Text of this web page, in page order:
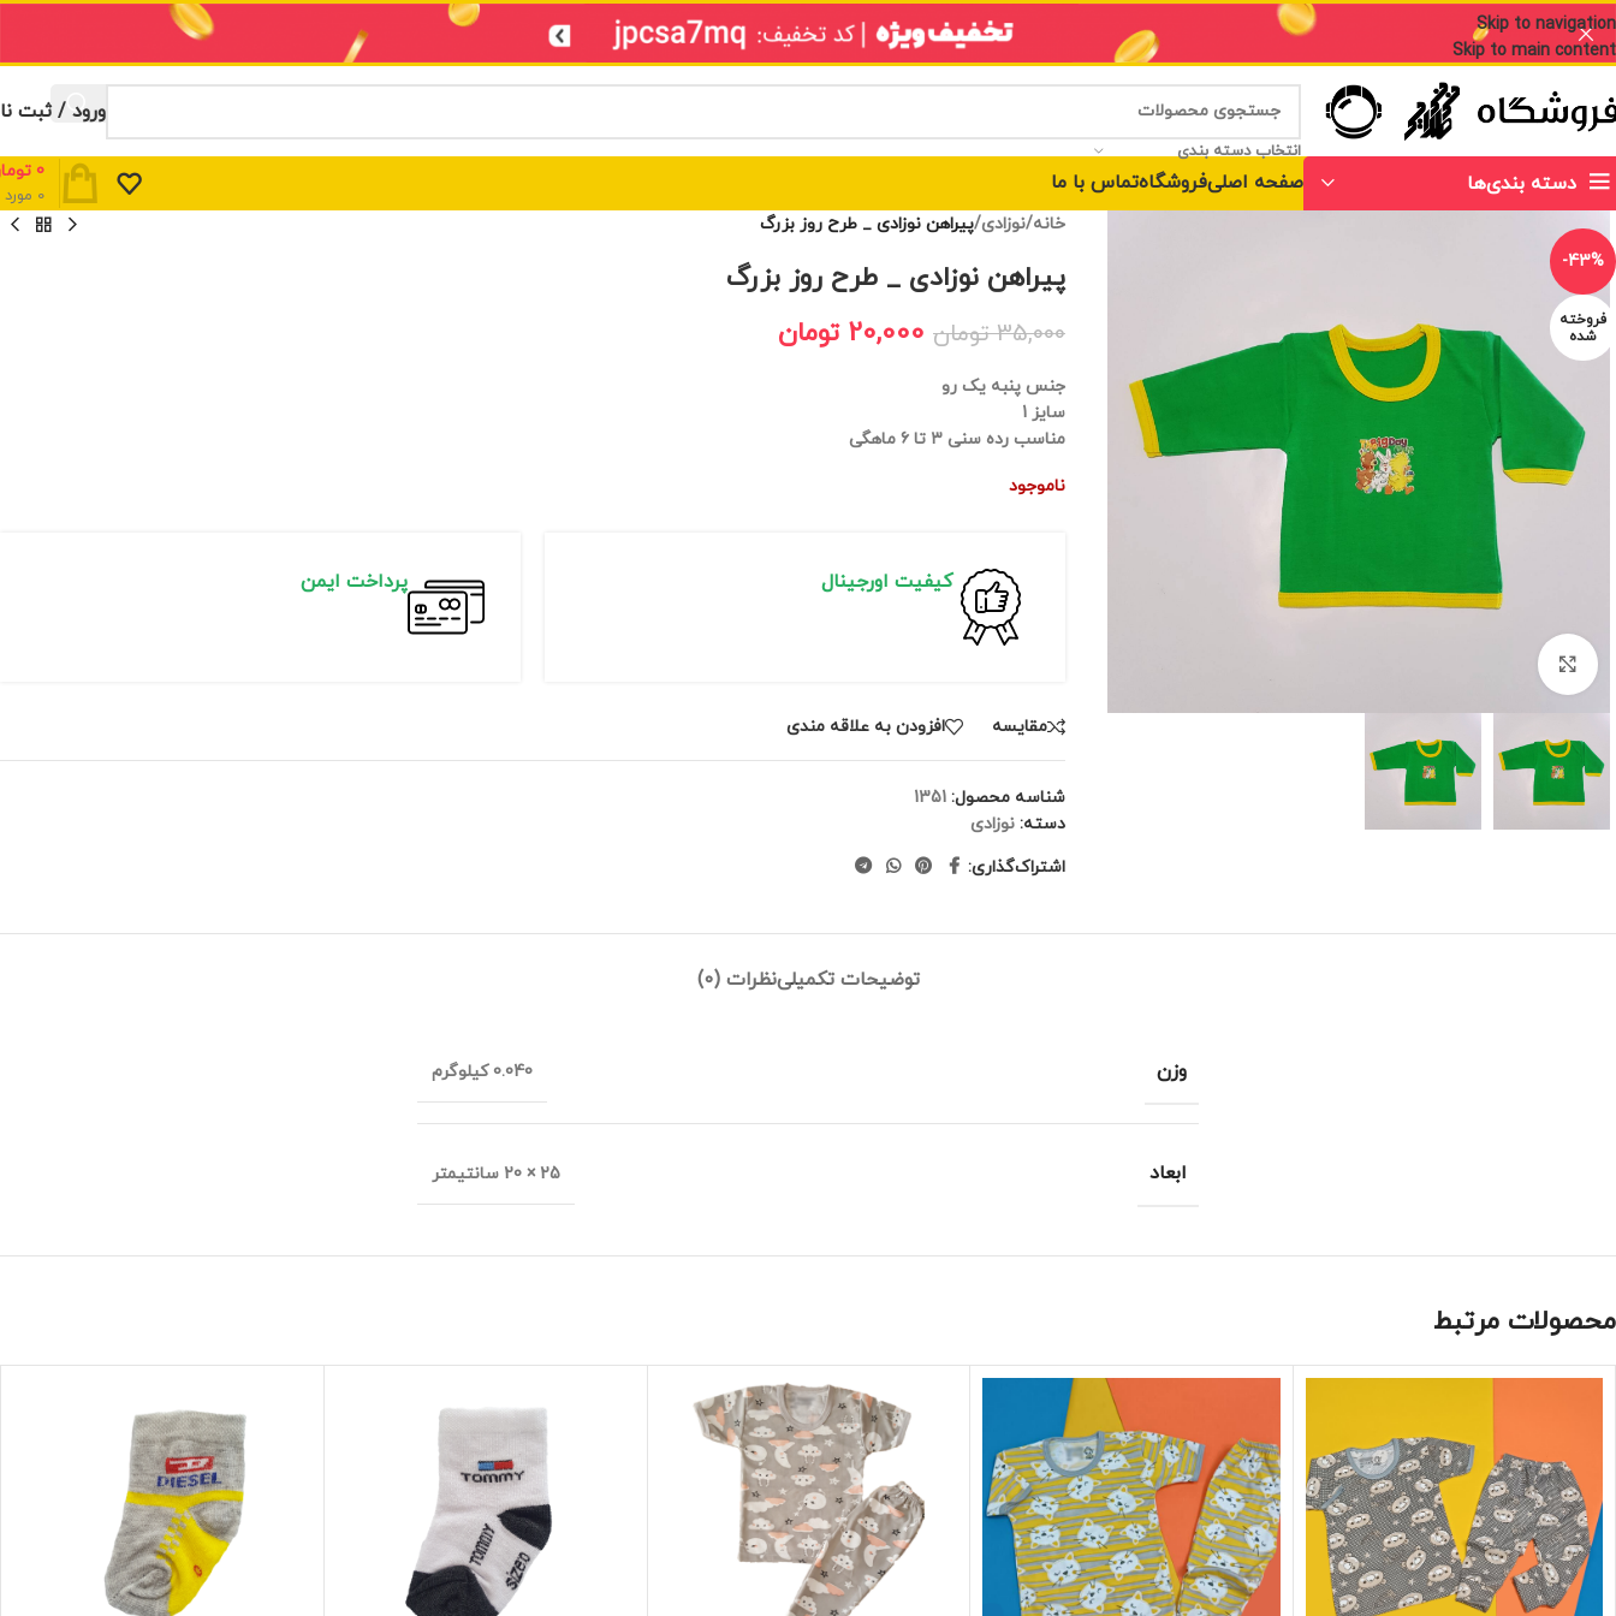
Skip to navigation
Skip to main content
انتخاب دسته بندی
ورود / ثبت
دسته بندی‌ها صفحه اصلیفروشگاهتماس با ما 0 مورد
0
-43%
فروخته
شده
خانه/نوزادی/پیراهن نوزادی _ طرح روز بزرگ
پیراهن نوزادی _ طرح روز بزرگ
35,000 تومان 20,000 تومان
جنس پنبه یک رو
سایز 1
مناسب رده سنی ۳ تا ۶ ماهگی
ناموجود
کیفیت اورجینال پرداخت ایمن
مقايسه افزودن به علاقه مندی
شناسه محصول: 1351
دسته: نوزادی
اشتراک‌گذاری:
توضیحات تکمیلینظرات (0)
وزن 0.040 کیلوگرم
ابعاد 25 × 20 سانتیمتر
محصولات مرتبط